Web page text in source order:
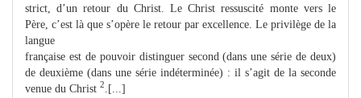
strict, d’un retour du Christ. Le Christ ressuscité monte vers le
Père, c’est là que s’opère le retour par excellence. Le privilège de la
langue
française est de pouvoir distinguer second (dans une série de deux)
de deuxième (dans une série indéterminée) : il s’agit de la seconde
venue du Christ 2 .[...]